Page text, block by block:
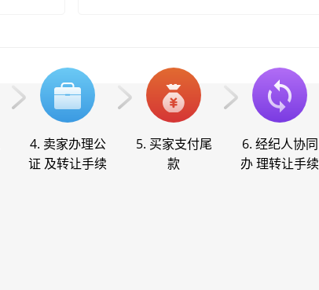
4. 卖家办理公
证 及转让手续
5. 买家支付尾
款
6. 经纪人协同
办 理转让手续